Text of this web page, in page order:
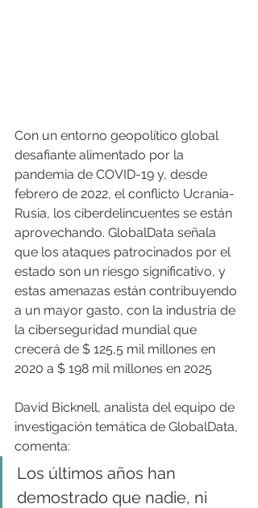
Con un entorno geopolítico global
desafiante alimentado por la
pandemia de COVID-19 y, desde
febrero de 2022, el conflicto Ucrania-
Rusia, los ciberdelincuentes se están
aprovechando. GlobalData señala
que los ataques patrocinados por el
estado son un riesgo significativo, y
estas amenazas están contribuyendo
a un mayor gasto, con la industria de
la ciberseguridad mundial que
crecerá de $ 125,5 mil millones en
2020 a $ 198 mil millones en 2025
David Bicknell, analista del equipo de
investigación temática de GlobalData,
comenta:
Los últimos años han
demostrado que nadie, ni